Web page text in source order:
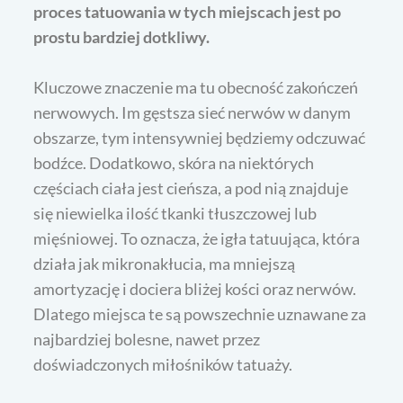
proces tatuowania w tych miejscach jest po
prostu bardziej dotkliwy.
Kluczowe znaczenie ma tu obecność zakończeń
nerwowych. Im gęstsza sieć nerwów w danym
obszarze, tym intensywniej będziemy odczuwać
bodźce. Dodatkowo, skóra na niektórych
częściach ciała jest cieńsza, a pod nią znajduje
się niewielka ilość tkanki tłuszczowej lub
mięśniowej. To oznacza, że igła tatuująca, która
działa jak mikronakłucia, ma mniejszą
amortyzację i dociera bliżej kości oraz nerwów.
Dlatego miejsca te są powszechnie uznawane za
najbardziej bolesne, nawet przez
doświadczonych miłośników tatuaży.